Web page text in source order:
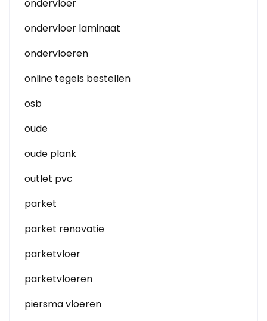
ondervloer
ondervloer laminaat
ondervloeren
online tegels bestellen
osb
oude
oude plank
outlet pvc
parket
parket renovatie
parketvloer
parketvloeren
piersma vloeren